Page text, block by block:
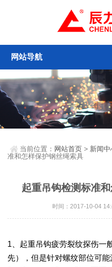
网站导航
当前位置： 网站首页 > 新闻中
准和怎样保护钢丝绳索具
起重吊钩检测标准
时间：2017-10-04
1、起重吊钩疲劳裂纹探伤一
先），但是针对螺纹部位可